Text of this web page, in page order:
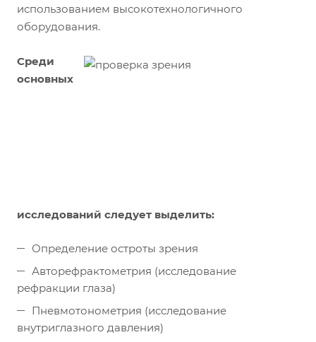
использованием высокотехнологичного
оборудования.
Среди
основных
исследований следует выделить:
Определение остроты зрения
Авторефрактометрия (исследование
рефракции глаза)
Пневмотонометрия (исследование
внутриглазного давления)